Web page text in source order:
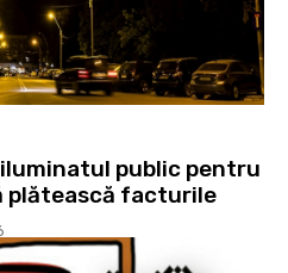
public pentru
plătească facturile